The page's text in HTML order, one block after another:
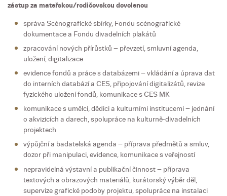
zástup za mateřskou/rodičovskou dovolenou
správa Scénografické sbírky, Fondu scénografické
dokumentace a Fondu divadelních plakátů
zpracování nových přírůstků – převzetí, smluvní agenda,
uložení, digitalizace
evidence fondů a práce s databázemi – vkládání a úprava dat
do interních databází a CES, připojování digitalizátů, revize
fyzického uložení fondů, komunikace s CES MK
komunikace s umělci, dědici a kulturními institucemi – jednání
o akvizicích a darech, spolupráce na kulturně-divadelních
projektech
výpůjční a badatelská agenda – příprava předmětů a smluv,
dozor při manipulaci, evidence, komunikace s veřejností
nepravidelná výstavní a publikační činnost – příprava
textových a obrazových materiálů, kurátorský výběr děl,
supervize grafické podoby projektu, spolupráce na instalaci